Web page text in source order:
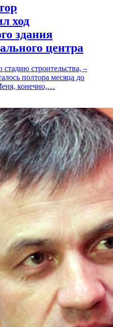
ход
здания
центра
строительства, –
полтора месяца до
конечно,…